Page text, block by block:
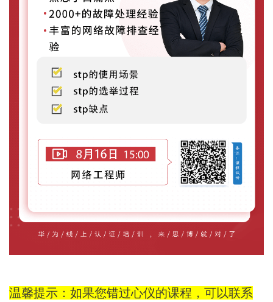
温馨提示：如果您错过心仪的课程，可以联系